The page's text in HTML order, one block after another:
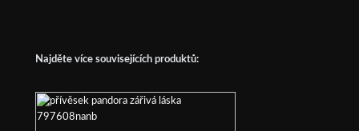
Najděte více souvisejících produktů: